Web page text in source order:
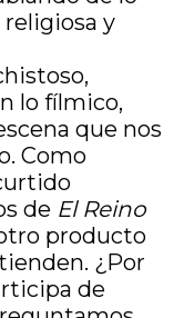
religiosa y
lo fílmico,
que nos
Como
de El Reino
producto
¿Por
de